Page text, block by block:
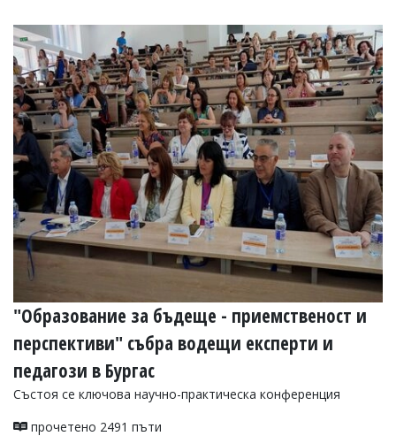
"Образование за бъдеще - приемственост и
перспективи" събра водещи експерти и
педагози в Бургас
Състоя се ключова научно-практическа конференция
прочетено 2491 пъти